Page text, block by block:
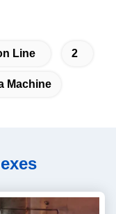
Line 2
Machine